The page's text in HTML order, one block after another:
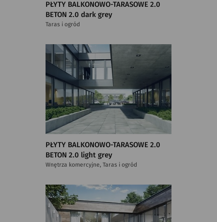
PŁYTY BALKONOWO-TARASOWE 2.0
BETON 2.0 dark grey
Taras i ogród
PŁYTY BALKONOWO-TARASOWE 2.0
BETON 2.0 light grey
Wnętrza komercyjne, Taras i ogród